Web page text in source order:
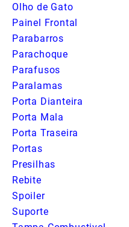
Olho de Gato
Painel Frontal
Parabarros
Parachoque
Parafusos
Paralamas
Porta Dianteira
Porta Mala
Porta Traseira
Portas
Presilhas
Rebite
Spoiler
Suporte